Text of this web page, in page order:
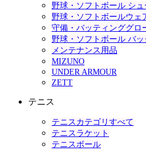
野球・ソフトボール シュ
野球・ソフトボールウェ
守備・バッティンググロ
野球・ソフトボール バッ
メンテナンス用品
MIZUNO
UNDER ARMOUR
ZETT
テニス
テニスカテゴリすべて
テニスラケット
テニスボール